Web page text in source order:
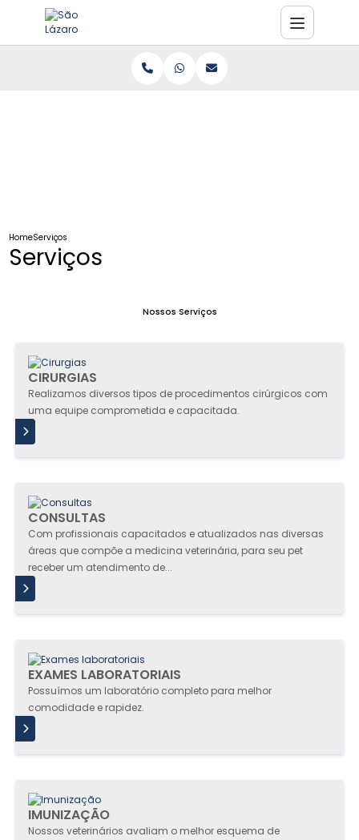
HomeServiços
Serviços
Nossos Serviços
CIRURGIAS
Realizamos diversos tipos de procedimentos cirúrgicos com
uma equipe comprometida e capacitada.
CONSULTAS
Com profissionais capacitados e atualizados nas diversas
áreas que compõe a medicina veterinária, para seu pet
receber um atendimento de...
EXAMES LABORATORIAIS
Possuímos um laboratório completo para melhor
comodidade e rapidez.
IMUNIZAÇÃO
Nossos veterinários avaliam o melhor esquema de